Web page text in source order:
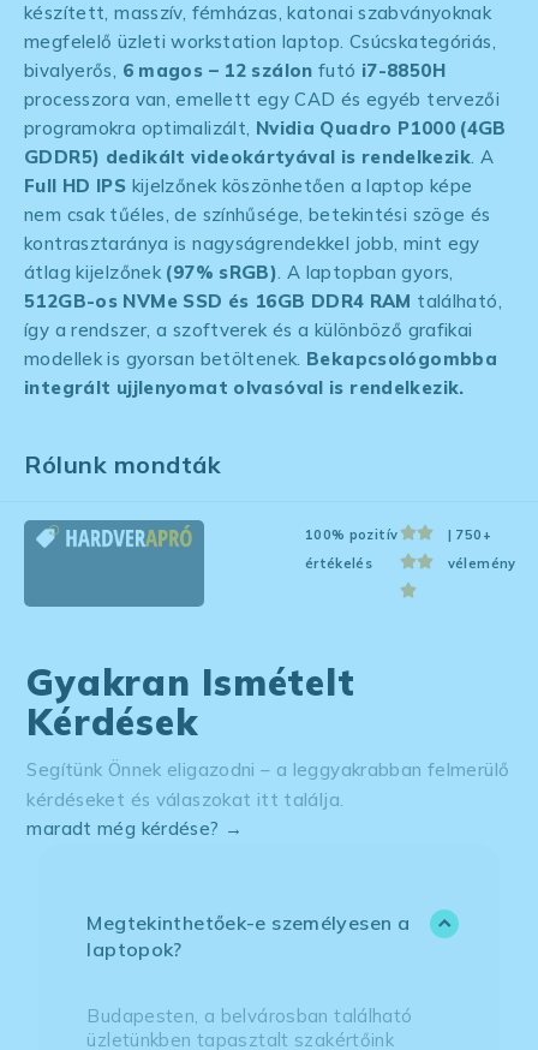
készített, masszív, fémházas, katonai szabványoknak
megfelelő üzleti workstation laptop. Csúcskategóriás,
bivalyerős, 6 magos – 12 szálon futó i7-8850H
processzora van, emellett egy CAD és egyéb tervezői
programokra optimalizált, Nvidia Quadro P1000 (4GB
GDDR5) dedikált videokártyával is rendelkezik. A
Full HD IPS kijelzőnek köszönhetően a laptop képe
nem csak tűéles, de színhűsége, betekintési szöge és
kontrasztaránya is nagyságrendekkel jobb, mint egy
átlag kijelzőnek (97% sRGB). A laptopban gyors,
512GB-os NVMe SSD és 16GB DDR4 RAM található,
így a rendszer, a szoftverek és a különböző grafikai
modellek is gyorsan betöltenek. Bekapcsológombba
integrált ujjlenyomat olvasóval is rendelkezik.
Rólunk mondták
100% pozitív
értékelés
| 750+
vélemény
Gyakran Ismételt
Kérdések
Segítünk Önnek eligazodni – a leggyakrabban felmerülő
kérdéseket és válaszokat itt találja.
maradt még kérdése? →
Megtekinthetőek-e személyesen a
laptopok?
Budapesten, a belvárosban található
üzletünkben tapasztalt szakértőink